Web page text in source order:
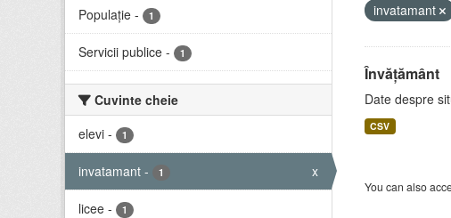
Populație - 1
Servicii publice - 1
Cuvinte cheie
elevi - 1
invatamant - 1 x
licee - 1
invatamant
Învățământ
Date despre
CSV
You can also